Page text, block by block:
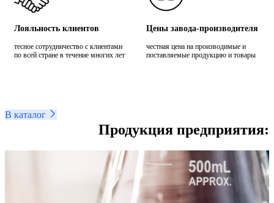
Лояльность клиентов
тесное сотрудничество с клиентами
по всей стране в течение многих лет
Цены завода-производителя
честная цена на производимые и
поставляемые продукцию и товары
В каталог
Продукция предприятия: